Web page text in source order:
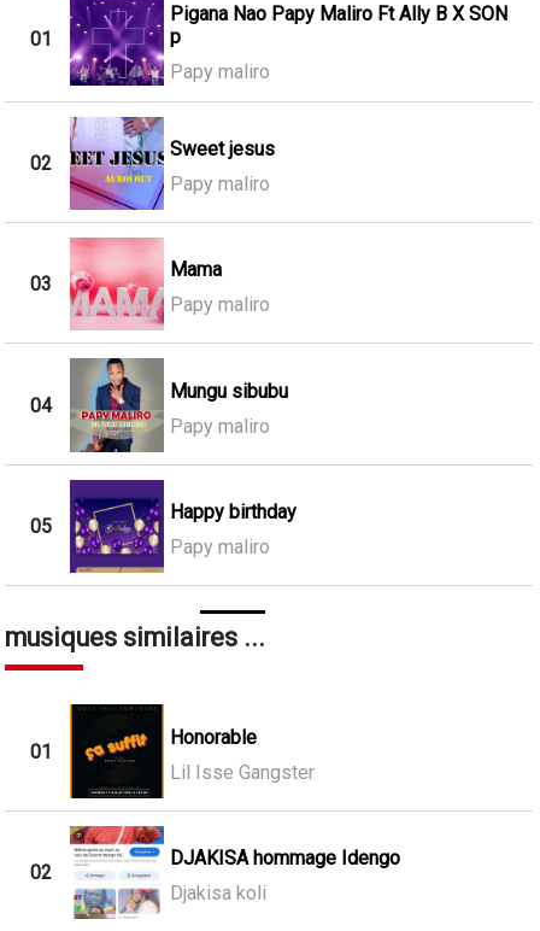
01
Pigana Nao Papy Maliro Ft Ally B X SON
p
Papy maliro
02
Sweet jesus
Papy maliro
03
Mama
Papy maliro
04
Mungu sibubu
Papy maliro
05
Happy birthday
Papy maliro
musiques similaires ...
01
Honorable
Lil Isse Gangster
02
DJAKISA hommage Idengo
Djakisa koli